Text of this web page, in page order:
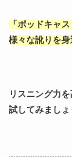
「 ポッドキャ
様々な訛りを身
リスニング力
試してみましょ